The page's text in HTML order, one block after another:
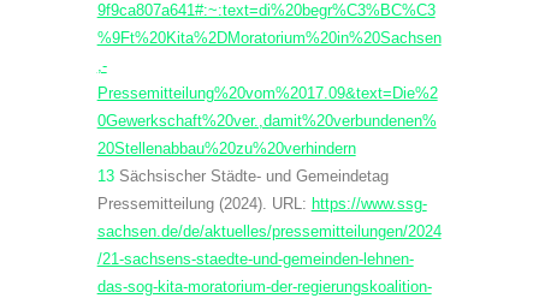
9f9ca807a641#:~:text=di%20begr%C3%BC%C3
%9Ft%20Kita%2DMoratorium%20in%20Sachsen
,-
Pressemitteilung%20vom%2017.09&text=Die%2
0Gewerkschaft%20ver.,damit%20verbundenen%
20Stellenabbau%20zu%20verhindern
13Sächsischer Städte- und Gemeindetag
Pressemitteilung (2024). URL: https://www.ssg-
sachsen.de/de/aktuelles/pressemitteilungen/2024
/21-sachsens-staedte-und-gemeinden-lehnen-
das-sog-kita-moratorium-der-regierungskoalition-